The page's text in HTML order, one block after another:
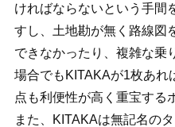
ければならないという手間
すし、土地勘が無く路線図
できなかったり、複雑な乗
場合でもKITAKAが1枚あれ
点も利便性が高く重宝する
また、KITAKAは無記名の